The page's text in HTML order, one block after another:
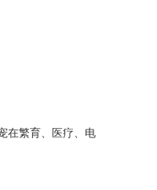
在繁育、医疗、电